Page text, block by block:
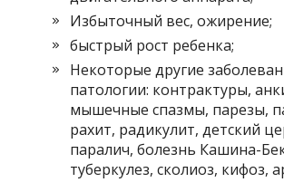
Избыточный вес, ожирение;
быстрый рост ребенка;
Некоторые другие
патологии: контрактуры,
мышечные спазмы, парезы,
рахит, радикулит, детский
паралич, болезнь Кашина-
туберкулез, сколиоз, кифоз,